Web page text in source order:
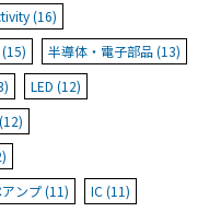
(16)
半導体・電子部品 (13)
LED (12)
ンプ (11)
IC (11)